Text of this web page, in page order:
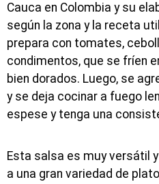
Cauca en Colombia y su
según la zona y la receta
prepara con tomates,
condimentos, que se fríen
bien dorados. Luego, se
y se deja cocinar a fuego
espese y tenga una
Esta salsa es muy versátil
a una gran variedad de